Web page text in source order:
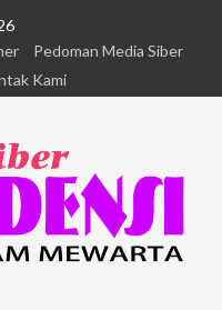
Pedoman Media Siber
Kami